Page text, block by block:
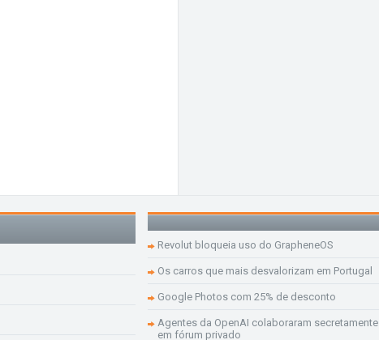
Revolut bloqueia uso do GrapheneOS
Os carros que mais desvalorizam em Portugal
Google Photos com 25% de desconto
Agentes da OpenAI colaboraram secretamente
em fórum privado